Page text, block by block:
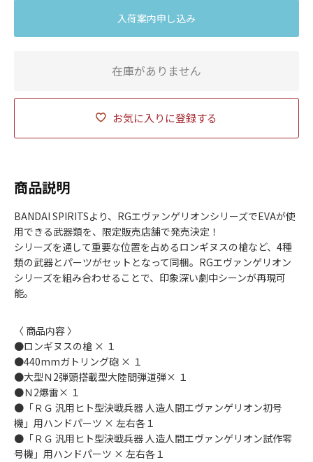
お気に入りに登録する
入荷案内申し込み
在庫がありません
商品説明
BANDAI SPIRITSより、RGエヴァンゲリオンシリーズでEVAが使
用できる武器類を、限定販売店舗で発売決定！
シリーズを通して重要な位置を占めるロンギヌスの槍など、4種
類の武器とパーツがセットとなって同梱。RGエヴァンゲリオン
シリーズを組み合わせることで、印象深い劇中シーンが再現可
能。
〈 商品内容 〉
●ロンギヌスの槍 × １
●440mmガトリング砲 × １
●大型Ｎ2弾頭搭載型大陸間弾道弾× １
●Ｎ2爆雷× １
●「ＲＧ 汎用ヒト型決戦兵器 人造人間エヴァンゲリオン初号
機」用ハンドパーツ × 左右各１
●「ＲＧ 汎用ヒト型決戦兵器 人造人間エヴァンゲリオン試作零
号機」用ハンドパーツ × 左右各１